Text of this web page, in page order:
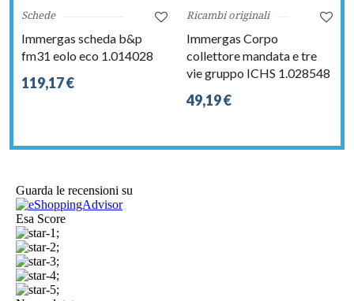
Schede
Immergas scheda b&p
fm31 eolo eco 1.014028
119,17 €
Ricambi originali
Immergas Corpo
collettore mandata e tre
vie gruppo ICHS 1.028548
49,19 €